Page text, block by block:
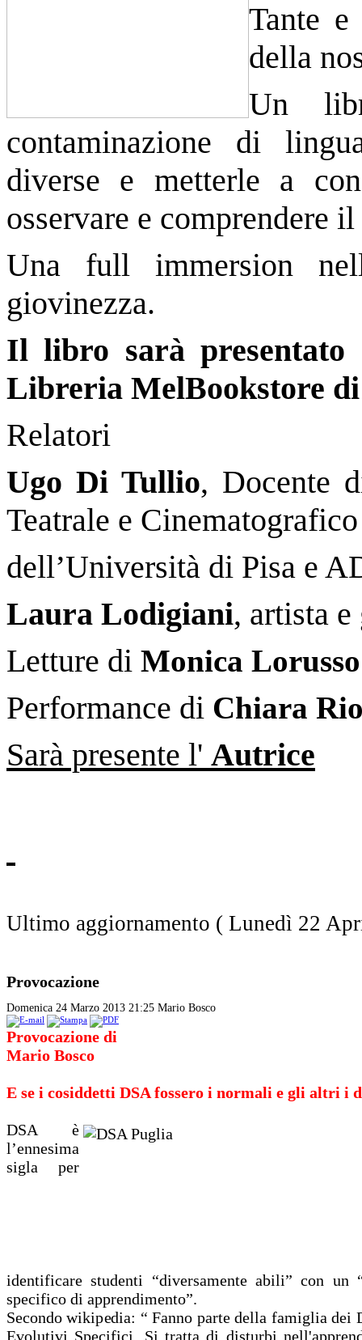
Tante
della
Un
contaminazione di
diverse e metterle a
osservare e comprendere
Una full immersion
giovinezza.
Il libro sarà presentato
Libreria MelBookstore
Relatori
Ugo Di Tullio, Docente
Teatrale e Cinematografico
dell’Università di Pisa e
Laura Lodigiani, artista
Letture di Monica Lorusso
Performance di Chiara
Sarà presente l' Autrice
Ultimo aggiornamento ( Lunedì 22
Provocazione
Domenica 24 Marzo 2013 21:25 Mario Bosco
Provocazione di
Mario Bosco
E se i cosiddetti DSA fossero i normali e gli altri i
DSA è
l’ennesima
sigla per
identificare studenti “diversamente abili” con un
specifico di apprendimento”.
Secondo wikipedia: “ Fanno parte della famiglia dei
Evolutivi Specifici. Si tratta di disturbi